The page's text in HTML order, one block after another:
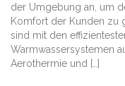
der Umgebung an, um
Komfort der Kunden zu
sind mit den
Warmwassersystemen
Aerothermie und […]